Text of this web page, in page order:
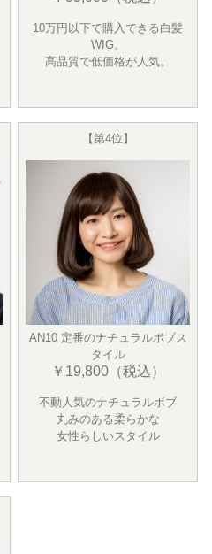
10万円以下で購入できる白髪
WIG。
高品質で低価格が人気。
【第4位】
AN10 定番のナチュラルボブス
タイル
￥19,800（税込）
不動人気のナチュラルボブ
丸みのある柔らかな
女性らしいスタイル